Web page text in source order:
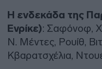
Η ενδεκάδα της
Ενρίκε): Σαφόνοφ,
Ν. Μέντες, Ρουίθ,
Κβαρατσχέλια,